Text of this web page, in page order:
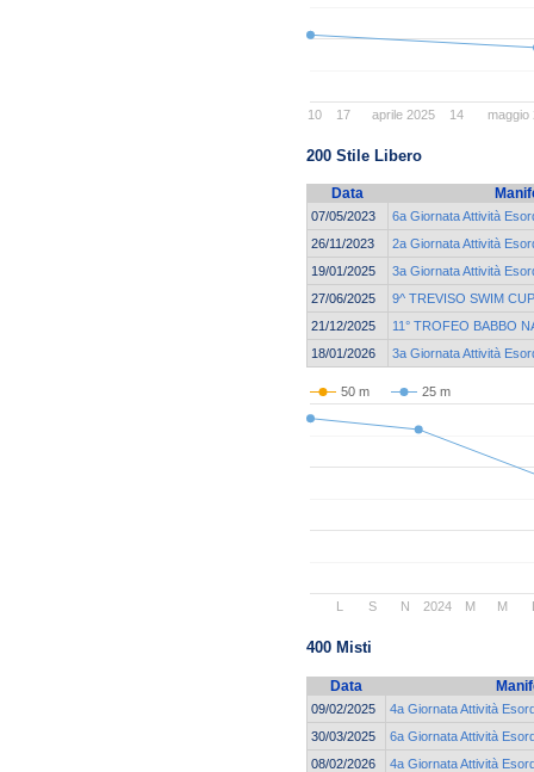
aprile 2025 maggio
10 17 14
200 Stile Libero
Data
07/05/2023
6a Giornata Attività
26/11/2023
2a Giornata Attività
19/01/2025
3a Giornata Attività
27/06/2025
9^ TREVISO SWIM CUP
21/12/2025
11° TROFEO BABBO
18/01/2026
3a Giornata Attività
50 m 25 m
2024
S N M M
400 Misti
Data
09/02/2025
4a Giornata Attività
30/03/2025
6a Giornata Attività
08/02/2026
4a Giornata Attività